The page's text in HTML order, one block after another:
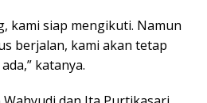
kami siap mengikuti. Namun
berjalan, kami akan tetap
katanya.